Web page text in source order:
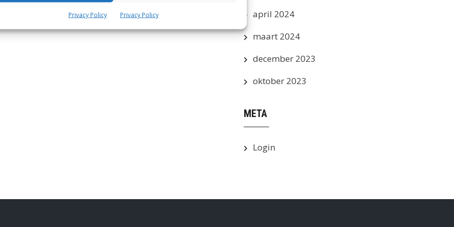
Privacy Policy Privacy Policy
april 2024
maart 2024
december 2023
oktober 2023
META
Login